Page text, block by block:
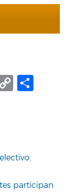
Copy
participan